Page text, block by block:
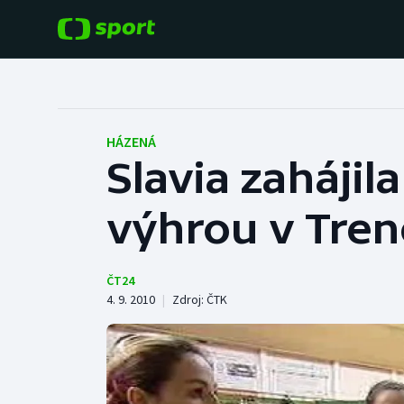
Fotbal
Hokej
Tenis
Cyklistika
Baseball a softbal
Basketbal
Boby a skeleton
Box
HÁZENÁ
Slavia
výhrou v
ČT24
4. 9. 2010 | Zdroj: ČTK